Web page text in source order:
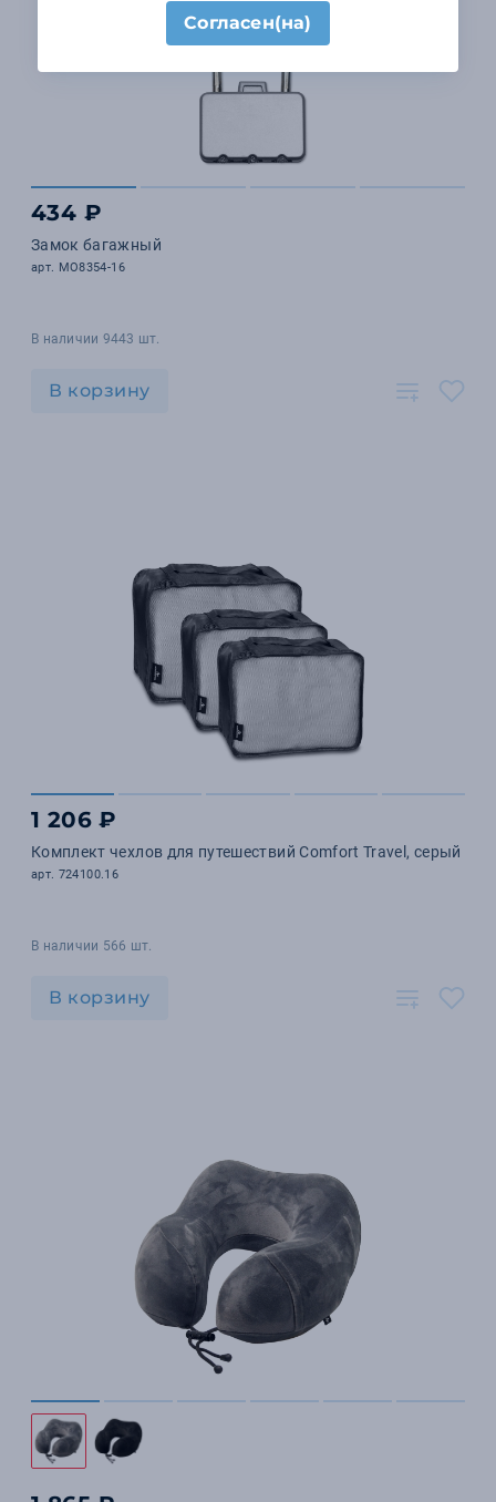
434 ₽
Замок багажный
арт. MO8354-16
В наличии 9443 шт.
В корзину
1 206 ₽
Комплект чехлов для путешествий Comfort Travel, серый
арт. 724100.16
В наличии 566 шт.
В корзину
Согласен(на)